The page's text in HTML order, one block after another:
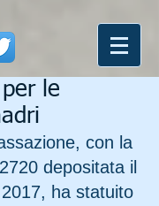
le
con la
depositata il
ha statuito